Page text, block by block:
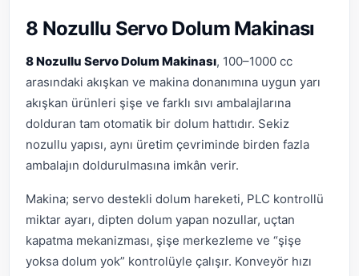
8 Nozullu Servo Dolum Makinası
8 Nozullu Servo Dolum Makinası, 100–1000 cc
arasındaki akışkan ve makina donanımına uygun yarı
akışkan ürünleri şişe ve farklı sıvı ambalajlarına
dolduran tam otomatik bir dolum hattıdır. Sekiz
nozullu yapısı, aynı üretim çevriminde birden fazla
ambalajın doldurulmasına imkân verir.
Makina; servo destekli dolum hareketi, PLC kontrollü
miktar ayarı, dipten dolum yapan nozullar, uçtan
kapatma mekanizması, şişe merkezleme ve “şişe
yoksa dolum yok” kontrolüyle çalışır. Konveyör hızı